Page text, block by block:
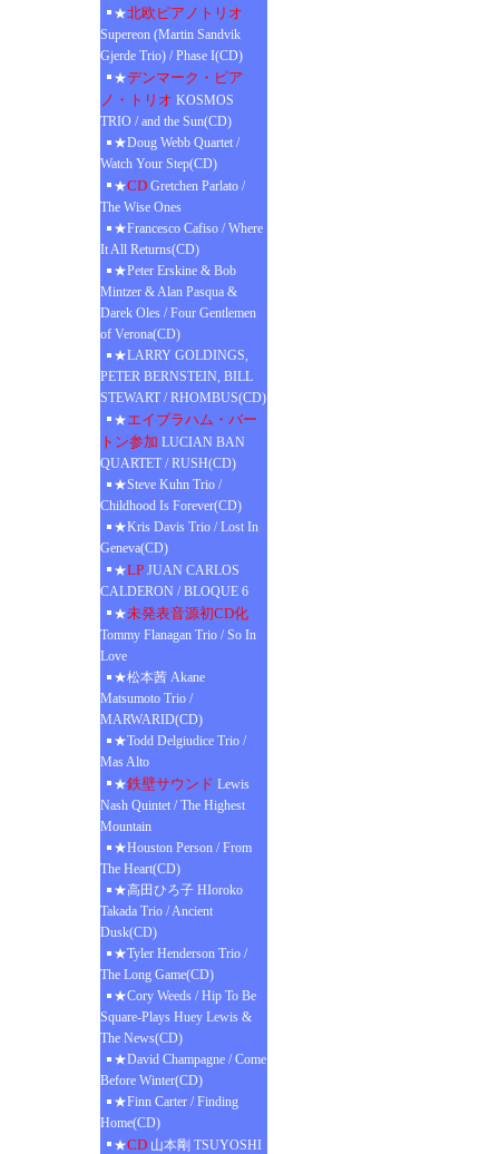
★北欧ピアノトリオ
Supereon (Martin Sandvik
Gjerde Trio) / Phase I(CD)
★デンマーク・ピア
ノ・トリオ KOSMOS
TRIO / and the Sun(CD)
★Doug Webb Quartet /
Watch Your Step(CD)
★CD Gretchen Parlato /
The Wise Ones
★Francesco Cafiso / Where
It All Returns(CD)
★Peter Erskine & Bob
Mintzer & Alan Pasqua &
Darek Oles / Four Gentlemen
of Verona(CD)
★LARRY GOLDINGS,
PETER BERNSTEIN, BILL
STEWART / RHOMBUS(CD)
★エイブラハム・バー
トン参加 LUCIAN BAN
QUARTET / RUSH(CD)
★Steve Kuhn Trio /
Childhood Is Forever(CD)
★Kris Davis Trio / Lost In
Geneva(CD)
★LP JUAN CARLOS
CALDERON / BLOQUE 6
★未発表音源初CD化
Tommy Flanagan Trio / So In
Love
★松本茜 Akane
Matsumoto Trio /
MARWARID(CD)
★Todd Delgiudice Trio /
Mas Alto
★鉄壁サウンド Lewis
Nash Quintet / The Highest
Mountain
★Houston Person / From
The Heart(CD)
★高田ひろ子 HIoroko
Takada Trio / Ancient
Dusk(CD)
★Tyler Henderson Trio /
The Long Game(CD)
★Cory Weeds / Hip To Be
Square-Plays Huey Lewis &
The News(CD)
★David Champagne / Come
Before Winter(CD)
★Finn Carter / Finding
Home(CD)
★CD 山本剛 TSUYOSHI